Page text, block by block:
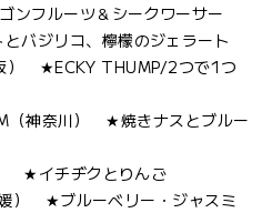
フルーツ＆シークワーサー
バジリコ、檸檬のジェラート
） ★ECKY THUMP/2つで1つ
（神奈川） ★焼きナスとブルー
★イチヂクとりんご
） ★ブルーベリー・ジャスミ